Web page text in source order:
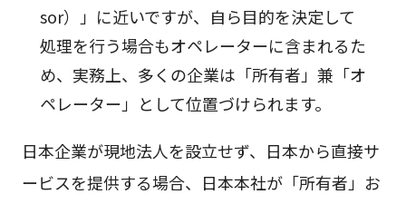
sor）」に近いですが、自ら目的を決定して
処理を行う場合もオペレーターに含まれるた
め、実務上、多くの企業は「所有者」兼「オ
ペレーター」として位置づけられます。
日本企業が現地法人を設立せず、日本から直接サ
ービスを提供する場合、日本本社が「所有者」お